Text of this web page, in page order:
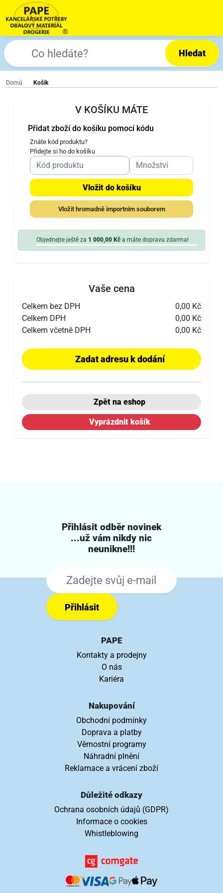
Hledat
Domů Košík
V KOŠÍKU MÁTE
Přidat zboží do košíku pomocí kódu
Znáte kód produktu?
Přidejte si ho do košíku
Vložit do košíku
Vložit hromadně importním souborem
Objednejte ještě za 1 000,00 Kč a máte dopravu zdarma!
Vaše cena
Celkem bez DPH
0,00 Kč
Celkem DPH
0,00 Kč
Celkem včetně DPH
0,00 Kč
Zadat adresu k dodání
Zpět na eshop
Vyprázdnit košík
Přihlásit odběr novinek
...už vám nikdy nic
neunikne!!!
Přihlásit
PAPE
Kontakty a prodejny
O nás
Kariéra
Nakupování
Obchodní podmínky
Doprava a platby
Věrnostní programy
Náhradní plnění
Reklamace a vrácení zboží
Důležité odkazy
Ochrana osobních údajů (GDPR)
Informace o cookies
Whistleblowing